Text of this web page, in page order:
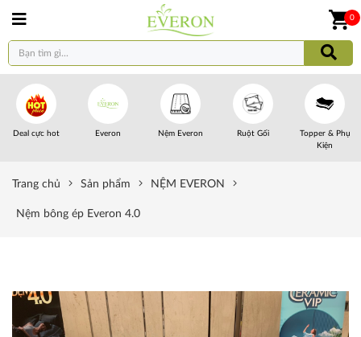
0
Deal cực hot Everon Nệm Everon Ruột Gối
Topper & Phụ
Kiện
Trang chủ Sản phẩm NỆM EVERON
Nệm bông ép Everon 4.0